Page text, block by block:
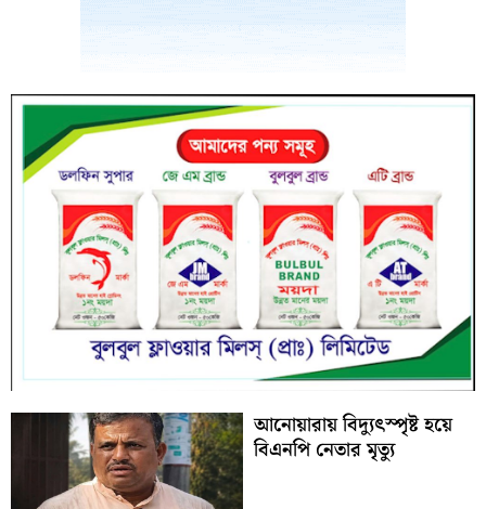
আনোয়ারায় বিদ্যুৎস্পৃষ্ট হয়ে
বিএনপি নেতার মৃত্যু